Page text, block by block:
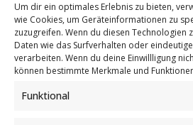
Um dir ein optimales Erlebnis zu bieten,
wie Cookies, um Geräteinformationen zu
zuzugreifen. Wenn du diesen Technologien
Daten wie das Surfverhalten oder
verarbeiten. Wenn du deine Einwillligung
können bestimmte Merkmale und
Funktional
einschließlich der
des sich auf diese Anwendung
und der Nutzung. Soweit nichts
ist, ist der Verantwortliche die
angeboten wird.